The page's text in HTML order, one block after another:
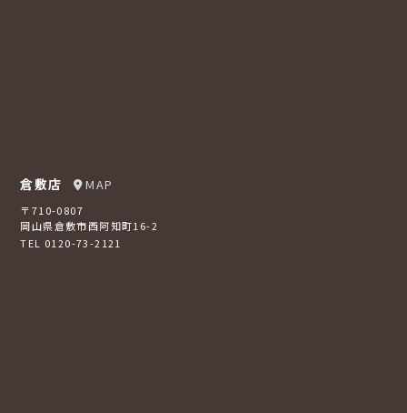
倉敷店 MAP
〒710-0807
岡山県倉敷市西阿知町16-2
TEL 0120-73-2121